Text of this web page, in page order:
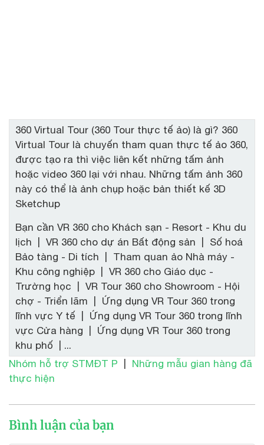
360 Virtual Tour (360 Tour thực tế ảo) là gì? 360
Virtual Tour là chuyến tham quan thực tế ảo 360,
được tạo ra thì việc liên kết những tấm ảnh
hoặc video 360 lại với nhau. Những tấm ảnh 360
này có thể là ảnh chụp hoặc bản thiết kế 3D
Sketchup
Bạn cần VR 360 cho Khách sạn - Resort - Khu du
lịch | VR 360 cho dự án Bất động sản | Số hoá
Bảo tàng - Di tích | Tham quan ảo Nhà máy -
Khu công nghiệp | VR 360 cho Giáo dục -
Trường học | VR Tour 360 cho Showroom - Hội
chợ - Triển lãm | Ứng dụng VR Tour 360 trong
lĩnh vực Y tế | Ứng dụng VR Tour 360 trong lĩnh
vực Cửa hàng | Ứng dụng VR Tour 360 trong
khu phố | ...
Nhóm hỗ trợ STMĐT P
Những mẫu gian hàng đã
thực hiện
Bình luận của bạn